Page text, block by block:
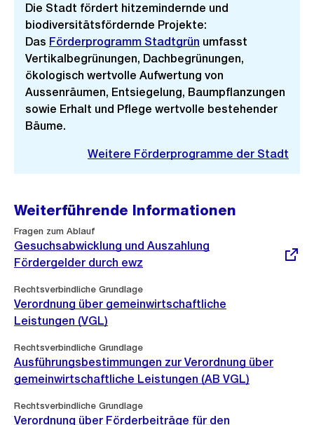
Die Stadt fördert hitzemindernde und
biodiversitätsfördernde Projekte:
Das Förderprogramm Stadtgrün umfasst
Vertikalbegrünungen, Dachbegrünungen,
ökologisch wertvolle Aufwertung von
Aussenräumen, Entsiegelung, Baumpflanzungen
sowie Erhalt und Pflege wertvolle bestehender
Bäume.
Weitere Förderprogramme der Stadt
Weiterführende Informationen
Fragen zum Ablauf
Externer
Link:
Gesuchsabwicklung und Auszahlung
Fördergelder durch ewz
Rechtsverbindliche Grundlage
Verordnung über gemeinwirtschaftliche
Leistungen (VGL)
Rechtsverbindliche Grundlage
Ausführungsbestimmungen zur Verordnung über
gemeinwirtschaftliche Leistungen (AB VGL)
Rechtsverbindliche Grundlage
Verordnung über Förderbeiträge für den